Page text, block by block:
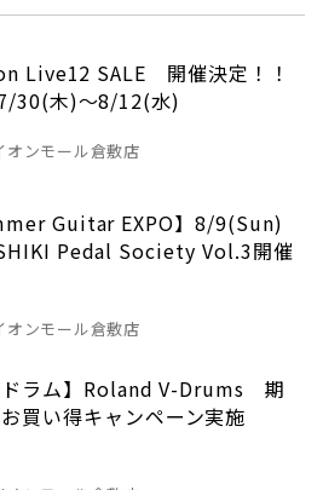
Live12 SALE 開催決定！！
30(木)～8/12(水)
オンモール倉敷店
Guitar EXPO】8/9(Sun)
Pedal Society Vol.3開催
オンモール倉敷店
ドラム】Roland V-Drums 期
買い得キャンペーン実施